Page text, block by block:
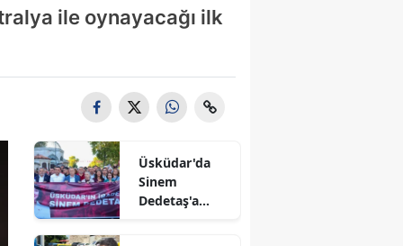
ile oynayacağı ilk
Üsküdar'da
Sinem
Dedetaş'a